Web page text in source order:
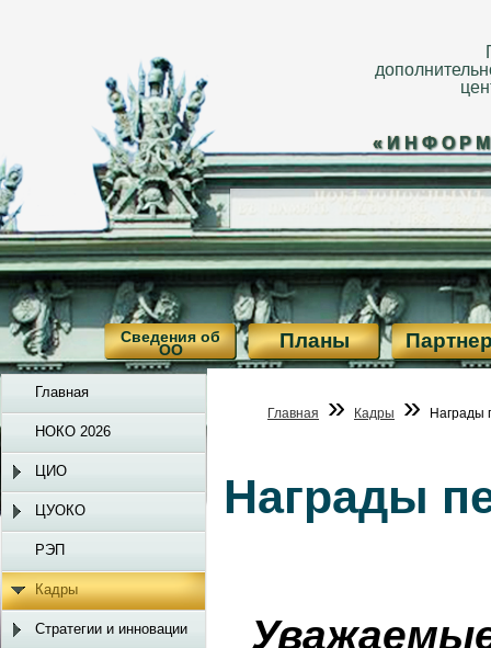
Сведения об
ОО Планы
Главная » Кадры » Награды
Награды
Главная
НОКО 2026
ЦИО
ЦУОКО
РЭП
Кадры
Стратегии и инновации